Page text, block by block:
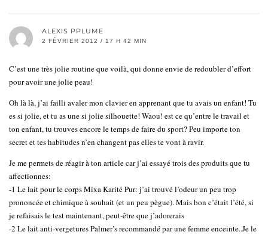
ALEXIS PPLUME
2 FÉVRIER 2012 / 17 H 42 MIN
C’est une très jolie routine que voilà, qui donne envie de redoubler d’effort
pour avoir une jolie peau!
Oh là là, j’ai failli avaler mon clavier en apprenant que tu avais un enfant! Tu
es si jolie, et tu as une si jolie silhouette! Waou! est ce qu’entre le travail et
ton enfant, tu trouves encore le temps de faire du sport? Peu importe ton
secret et tes habitudes n’en changent pas elles te vont à ravir.
Je me permets de réagir à ton article car j’ai essayé trois des produits que tu
affectionnes:
-1 Le lait pour le corps Mixa Karité Pur: j’ai trouvé l’odeur un peu trop
prononcée et chimique à souhait (et un peu pègue). Mais bon c’était l’été, si
je refaisais le test maintenant, peut-être que j’adorerais
-2 Le lait anti-vergetures Palmer’s recommandé par une femme enceinte..Je le